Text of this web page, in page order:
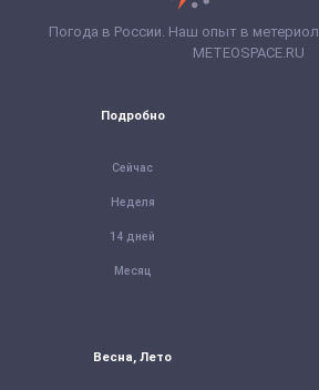
Погода в России. Наш опыт в
METEOSPACE.RU
Подробно
Сейчас
Неделя
14 дней
Месяц
Весна, Лето